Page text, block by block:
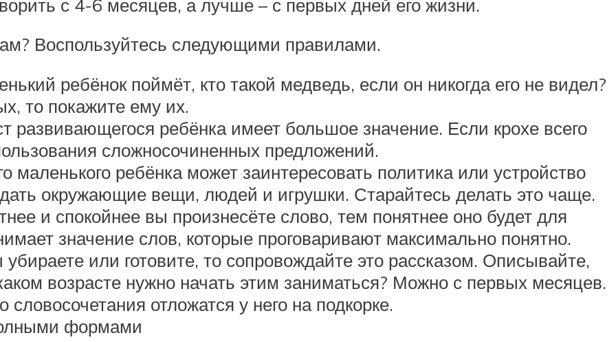
с 4-6 месяцев, а лучше – с первых дней его жизни.
Воспользуйтесь следующими правилами.
ребёнок поймёт, кто такой медведь, если он никогда его не видел?
то покажите ему их.
развивающегося ребёнка имеет большое значение. Если крохе всего
сложносочиненных предложений.
ребёнка может заинтересовать политика или устройство
окружающие вещи, людей и игрушки. Старайтесь делать это чаще.
и спокойнее вы произнесёте слово, тем понятнее оно будет для
значение слов, которые проговаривают максимально понятно.
или готовите, то сопровождайте это рассказом. Описывайте,
возрасте нужно начать этим заниматься? Можно с первых месяцев.
отложатся у него на подкорке.
формами